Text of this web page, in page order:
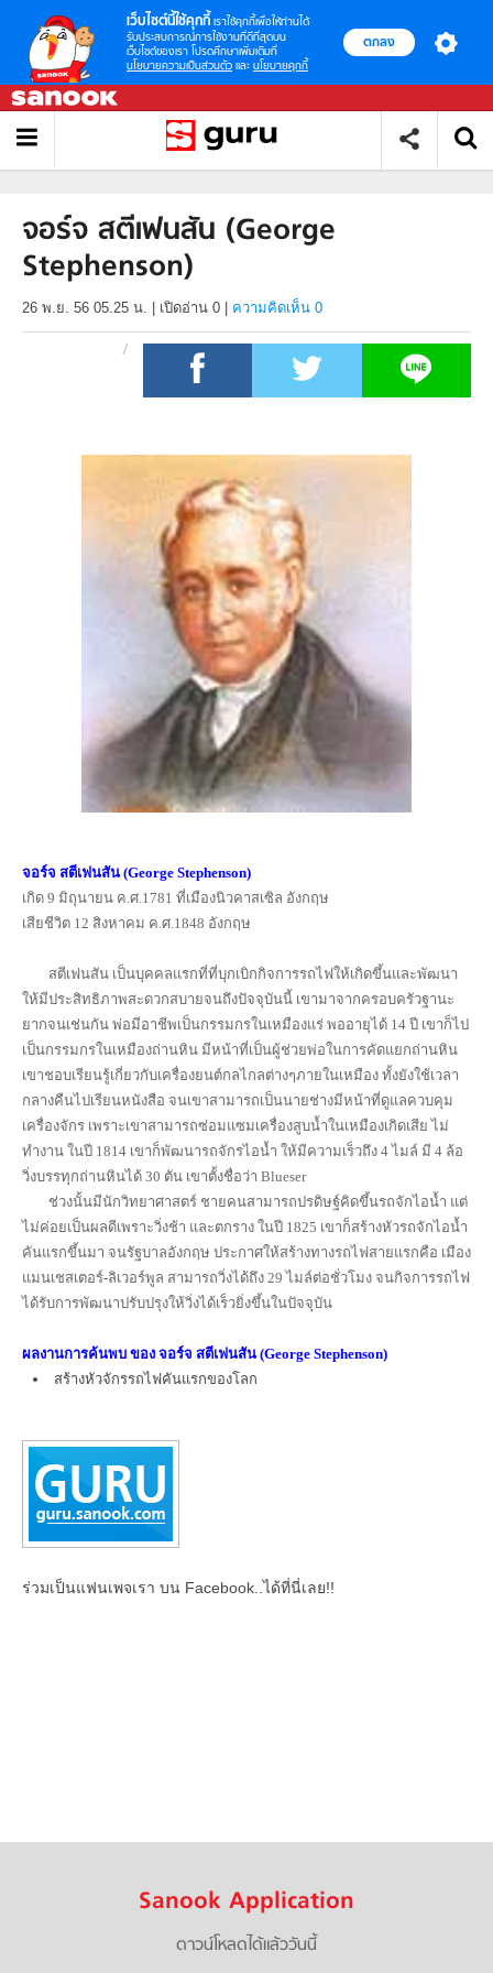
เว็บไซต์นี้ใช้คุกกี้ เราใช้คุกกี้เพื่อให้ท่านได้
รับประสบการณ์การใช้งานที่ดีที่สุดบน
เว็บไซต์ของเรา โปรดศึกษาเพิ่มเติมที่
นโยบายความเป็นส่วนตัว และ นโยบายคุกกี้
ตกลง
จอร์จ สตีเฟนสัน (George
Stephenson)
26 พ.ย. 56 05.25 น. เปิดอ่าน 0 ความคิดเห็น 0
จอร์จ สตีเฟนสัน (George Stephenson)
เกิด 9 มิถุนายน ค.ศ.1781 ที่เมืองนิวคาสเซิล อังกฤษ
เสียชีวิต 12 สิงหาคม ค.ศ.1848 อังกฤษ
สตีเฟนสัน เป็นบุคคลแรกที่ที่บุกเบิกกิจการรถไฟให้เกิดขึ้นและพัฒนา
ให้มีประสิทธิภาพสะดวกสบายจนถึงปัจจุบันนี้ เขามาจากครอบครัวฐานะ
ยากจนเช่นกัน พ่อมีอาชีพเป็นกรรมกรในเหมืองแร่ พออายุได้ 14 ปี เขาก็ไป
เป็นกรรมกรในเหมืองถ่านหิน มีหน้าที่เป็นผู้ช่วยพ่อในการคัดแยกถ่านหิน
เขาชอบเรียนรู้เกี่ยวกับเครื่องยนต์กลไกลต่างๆภายในเหมือง ทั้งยังใช้เวลา
กลางคืนไปเรียนหนังสือ จนเขาสามารถเป็นนายช่างมีหน้าที่ดูแลควบคุม
เครื่องจักร เพราะเขาสามารถซ่อมแซมเครื่องสูบน้ำในเหมืองเกิดเสีย ไม่
ทำงาน ในปี 1814 เขาก็พัฒนารถจักรไอน้ำ ให้มีความเร็วถึง 4 ไมล์ มี 4 ล้อ
วิ่งบรรทุกถ่านหินได้ 30 ตัน เขาตั้งชื่อว่า Blueser
ช่วงนั้นมีนักวิทยาศาสตร์ ชายคนสามารถปรดิษฐ์คิดขึ้นรถจักไอน้ำ แต่
ไม่ค่อยเป็นผลดีเพราะวิ่งช้า และตกราง ในปี 1825 เขาก็สร้างหัวรถจักไอน้ำ
คันแรกขึ้นมา จนรัฐบาลอังกฤษ ประกาศให้สร้างทางรถไฟสายแรกคือ เมือง
แมนเชสเตอร์-ลิเวอร์พูล สามารถวิ่งได้ถึง 29 ไมล์ต่อชั่วโมง จนกิจการรถไฟ
ได้รับการพัฒนาปรับปรุงให้วิ่งได้เร็วยิ่งขึ้นในปัจจุบัน
ผลงานการค้นพบ ของ จอร์จ สตีเฟนสัน (George Stephenson)
สร้างหัวจักรรถไฟคันแรกของโลก
ร่วมเป็นแฟนเพจเรา บน Facebook..ได้ที่นี่เลย!!
Sanook Application
ดาวน์โหลดได้แล้ววันนี้